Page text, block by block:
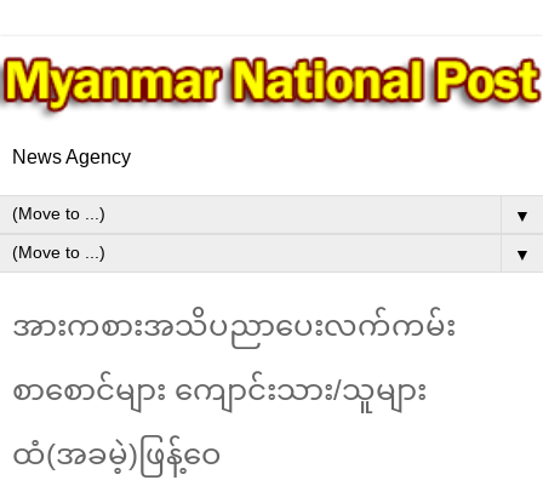
News Agency
▼
▼
အားကစားအသိပညာပေးလက်ကမ်း
စာစောင်များ ကျောင်းသား/သူများ
ထံ(အခမဲ့)ဖြန့်ဝေ